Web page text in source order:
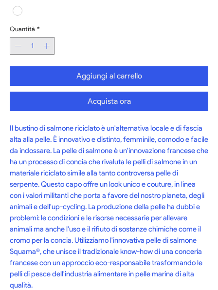
Quantità *
Aggiungi al carrello
Acquista ora
Il bustino di salmone riciclato è un'alternativa locale e di fascia
alta alla pelle. È innovativo e distinto, femminile, comodo e facile
da indossare. La pelle di salmone è un'innovazione francese che
ha un processo di concia che rivaluta le pelli di salmone in un
materiale riciclato simile alla tanto controversa pelle di
serpente. Questo capo offre un look unico e couture, in linea
con i valori militanti che porta a favore del nostro pianeta, degli
animali e dell'up-cycling. La produzione della pelle ha dubbi e
problemi: le condizioni e le risorse necessarie per allevare
animali ma anche l'uso e il rifiuto di sostanze chimiche come il
cromo per la concia. Utilizziamo l'innovativa pelle di salmone
Squama®, che unisce il tradizionale know-how di una conceria
francese con un approccio eco-responsabile trasformando le
pelli di pesce dell'industria alimentare in pelle marina di alta
qualità.